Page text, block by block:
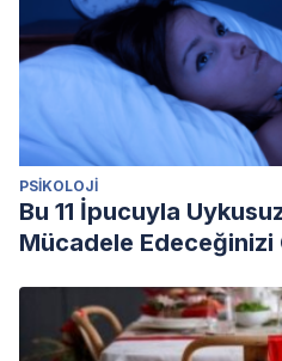
PSIKOLOJI
Bu 11 İpucuyla
Mücadele Edeceğinizi